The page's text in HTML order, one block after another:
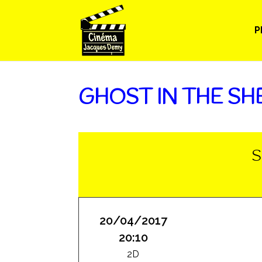
GHOST IN THE
20/04/2017
20:10
2D